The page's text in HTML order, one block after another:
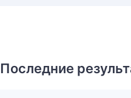
Последние